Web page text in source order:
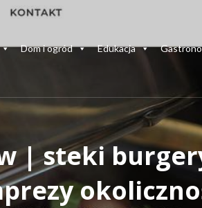
Dom i ogród Edukacja
| steki